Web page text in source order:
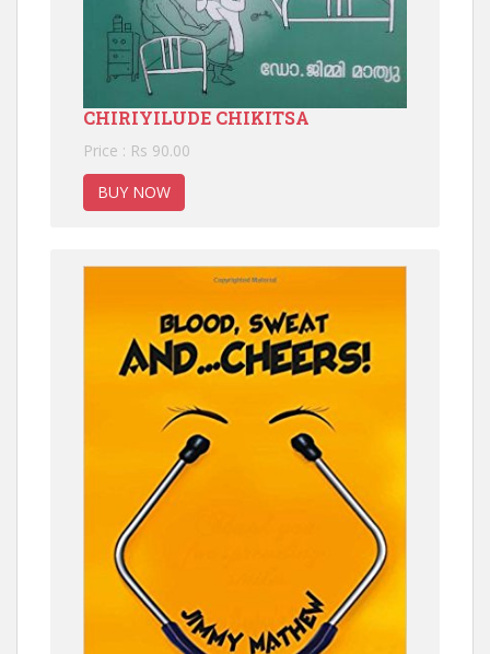
CHIRIYILUDE CHIKITSA
Price : Rs 90.00
BUY NOW